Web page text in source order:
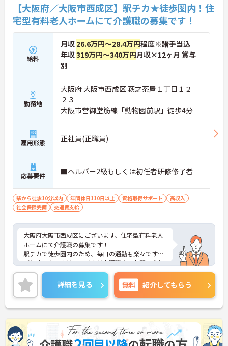
【大阪府／大阪市西成区】駅チカ★徒歩圏内！住
宅型有料老人ホームにて介護職の募集です！
給料
月収 26.6万円～28.4万円程度※諸手当込
年収319万円～340万円月収×12ヶ月 賞与
別
勤務地
大阪府 大阪市西成区 萩之茶屋１丁目１２－
２３
大阪市営御堂筋線「動物園前駅」徒歩4分
雇用形態 正社員(正職員)
応募要件 ■ヘルパー2級もしくは初任者研修修了者
駅から徒歩10分以内 年間休日110日以上 資格取得サポート
高収入
社会保険完備
交通費支給
大阪府大阪市西成区にございます、住宅型有料老人
ホームにて介護職の募集です！
駅チカで徒歩圏内のため、毎日の通勤も楽々です♪
ご興味のある方は、マイナビ介護職までお問い合わ
せください。
詳細を見る 無料 紹介してもらう